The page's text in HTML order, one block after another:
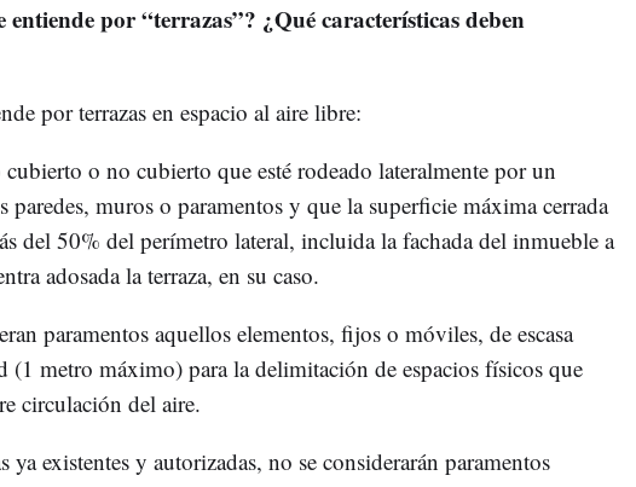
entiende por “terrazas”? ¿Qué características deben
por terrazas en espacio al aire libre:
o no cubierto que esté rodeado lateralmente por un
paredes, muros o paramentos y que la superficie máxima cerrada
del 50% del perímetro lateral, incluida la fachada del inmueble a
adosada la terraza, en su caso.
paramentos aquellos elementos, fijos o móviles, de escasa
(1 metro máximo) para la delimitación de espacios físicos que
circulación del aire.
ya existentes y autorizadas, no se considerarán paramentos